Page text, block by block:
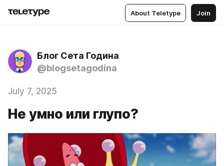
About Teletype Join
Блог Сета Година
@blogsetagodina
July 7, 2025
Не умно или глупо?